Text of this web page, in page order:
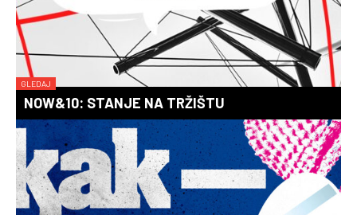
GLEDAJ
NOW&10: STANJE NA TRŽIŠTU